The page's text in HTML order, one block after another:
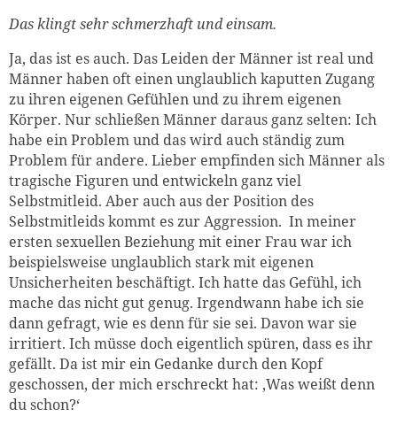
Das klingt sehr schmerzhaft und einsam.
Ja, das ist es auch. Das Leiden der Männer ist real und
Männer haben oft einen unglaublich kaputten Zugang
zu ihren eigenen Gefühlen und zu ihrem eigenen
Körper. Nur schließen Männer daraus ganz selten: Ich
habe ein Problem und das wird auch ständig zum
Problem für andere. Lieber empfinden sich Männer als
tragische Figuren und entwickeln ganz viel
Selbstmitleid. Aber auch aus der Position des
Selbstmitleids kommt es zur Aggression. In meiner
ersten sexuellen Beziehung mit einer Frau war ich
beispielsweise unglaublich stark mit eigenen
Unsicherheiten beschäftigt. Ich hatte das Gefühl, ich
mache das nicht gut genug. Irgendwann habe ich sie
dann gefragt, wie es denn für sie sei. Davon war sie
irritiert. Ich müsse doch eigentlich spüren, dass es ihr
gefällt. Da ist mir ein Gedanke durch den Kopf
geschossen, der mich erschreckt hat: ‚Was weißt denn
du schon?‘